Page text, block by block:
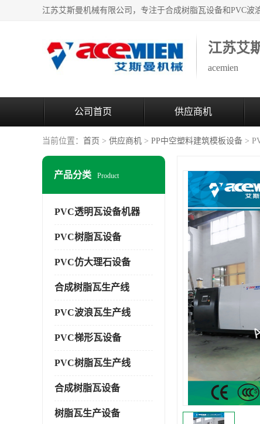
江苏艾
acemien
公司首页 供应商机
当前位置： 首页 > 供应商机 > PP中空塑料建筑模板设备 >
产品分类 Product
PVC透明瓦设备机器
PVC树脂瓦设备
PVC仿大理石设备
合成树脂瓦生产线
PVC波浪瓦生产线
PVC梯形瓦设备
PVC树脂瓦生产线
合成树脂瓦设备
树脂瓦生产设备